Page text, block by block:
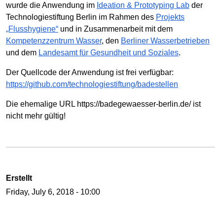
wurde die Anwendung im Ideation & Prototyping Lab der
Technologiestiftung Berlin im Rahmen des Projekts
„Flusshygiene“ und in Zusammenarbeit mit dem
Kompetenzzentrum Wasser, den Berliner Wasserbetrieben
und dem Landesamt für Gesundheit und Soziales.
Der Quellcode der Anwendung ist frei verfügbar:
https://github.com/technologiestiftung/badestellen
Die ehemalige URL https://badegewaesser-berlin.de/ ist
nicht mehr gültig!
Erstellt
Friday, July 6, 2018 - 10:00